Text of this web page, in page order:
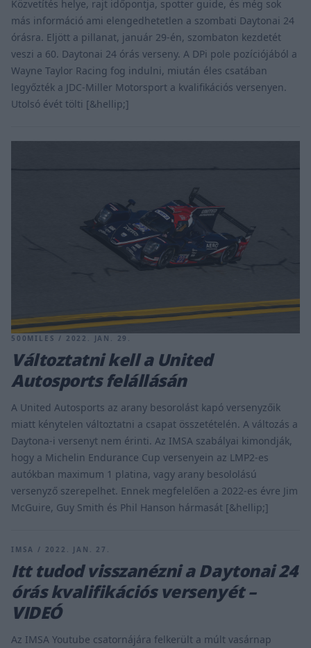
Közvetítés helye, rajt időpontja, spotter guide, és még sok
más információ ami elengedhetetlen a szombati Daytonai 24
órásra. Eljött a pillanat, január 29-én, szombaton kezdetét
veszi a 60. Daytonai 24 órás verseny. A DPi pole pozíciójából a
Wayne Taylor Racing fog indulni, miután éles csatában
legyőzték a JDC-Miller Motorsport a kvalifikációs versenyen.
Utolsó évét tölti [&hellip;]
500MILES / 2022. JAN. 29.
Változtatni kell a United
Autosports felállásán
A United Autosports az arany besorolást kapó versenyzőik
miatt kénytelen változtatni a csapat összetételén. A változás a
Daytona-i versenyt nem érinti. Az IMSA szabályai kimondják,
hogy a Michelin Endurance Cup versenyein az LMP2-es
autókban maximum 1 platina, vagy arany besololású
versenyző szerepelhet. Ennek megfelelően a 2022-es évre Jim
McGuire, Guy Smith és Phil Hanson hármasát [&hellip;]
IMSA / 2022. JAN. 27.
Itt tudod visszanézni a Daytonai 24
órás kvalifikációs versenyét –
VIDEÓ
Az IMSA Youtube csatornájára felkerült a múlt vasárnap